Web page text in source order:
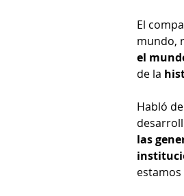
El
mundo,
el
de la
Habló
las